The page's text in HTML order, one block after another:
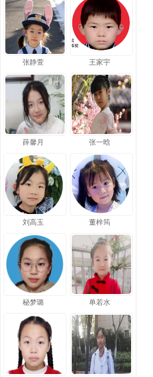
张静萱 王家宇
薛馨月 张一晗
刘高玉 董梓筠
秘梦璐 单若水